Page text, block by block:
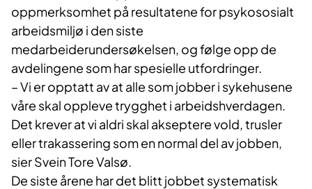
oppmerksomhet på resultatene for psykososialt
arbeidsmiljø i den siste
medarbeiderundersøkelsen, og følge opp de
avdelingene som har spesielle utfordringer.
– Vi er opptatt av at alle som jobber i sykehusene
våre skal oppleve trygghet i arbeidshverdagen.
Det krever at vi aldri skal akseptere vold, trusler
eller trakassering som en normal del av jobben,
sier Svein Tore Valsø.
De siste årene har det blitt jobbet systematisk